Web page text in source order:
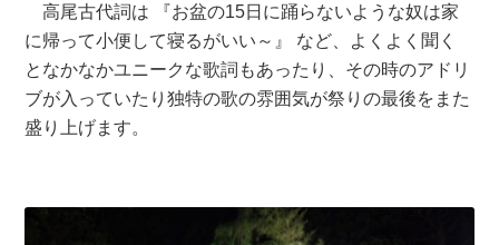
高尾古代詞は 『お盆の15日に踊らないような奴は家
に帰って小便して寝るがいい～』 など、よくよく聞く
となかなかユニークな歌詞もあったり、その時のアドリ
ブが入っていたり独特の歌の雰囲気が祭りの最後をまた
盛り上げます。